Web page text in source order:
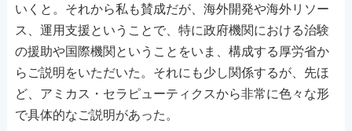
いくと。それから私も賛成だが、海外開発や海外リソー
ス、運用支援ということで、特に政府機関における治験
の援助や国際機関ということをいま、構成する厚労省か
らご説明をいただいた。それにも少し関係するが、先ほ
ど、アミカス・セラピューティクスから非常に色々な形
で具体的なご説明があった。